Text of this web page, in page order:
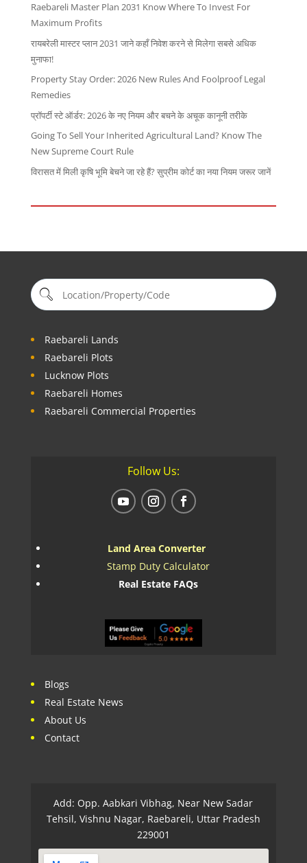
Raebareli Master Plan 2031 Know Where To Invest For
Maximum Profits
रायबरेली मास्टर प्लान 2031 जाने कहाँ निवेश करने से मिलेगा सबसे अधिक
मुनाफा!
Property Stay Order: 2026 New Rules And Foolproof Legal
Remedies
प्रॉपर्टी स्टे ऑर्डर: 2026 के नए नियम और बचने के अचूक कानूनी तरीके
Going To Sell Your Inherited Agricultural Land? Know The
New Supreme Court Rule
विरासत में मिली कृषि भूमि बेचने जा रहे हैं? सुप्रीम कोर्ट का नया नियम जरूर जानें
Raebareli Lands
Raebareli Plots
Lucknow Plots
Raebareli Homes
Raebareli Commercial Properties
Follow Us:
Land Area Converter
Stamp Duty Calculator
Real Estate FAQs
Blogs
Real Estate News
About Us
Contact
Add: Opp. Aabkari Vibhag, Near New Sadar
Tehsil, Vishnu Nagar, Raebareli, Uttar Pradesh
229001